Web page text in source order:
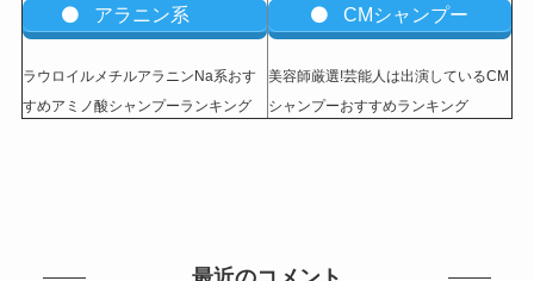
アラニン系
ラウロイルメチルアラニンNa系おす
すめアミノ酸シャンプーランキング
CMシャンプー
美容師厳選!芸能人は出演しているCM
シャンプーおすすめランキング